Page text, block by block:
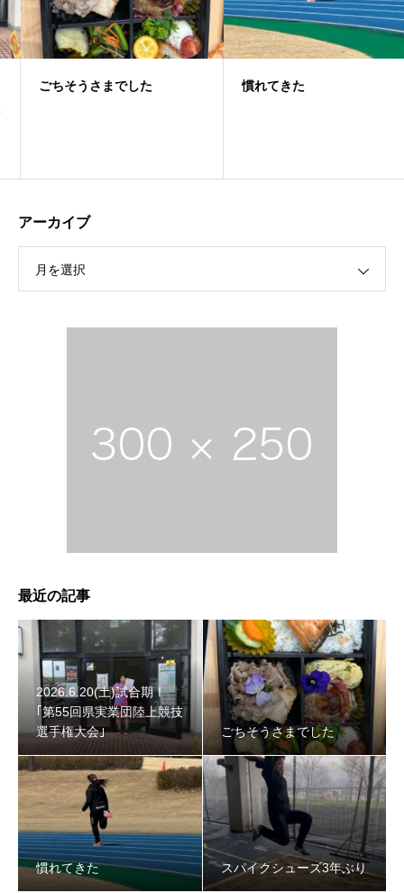
ごちそうさまでした 慣れてきた
アーカイブ
月を選択
最近の記事
2026.6.20(土)試合期Ⅰ
｢第55回県実業団陸上競技
選手権大会｣
ごちそうさまでした
慣れてきた スパイクシューズ3年ぶり